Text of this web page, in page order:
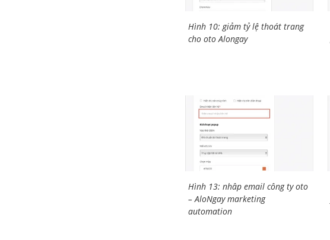
Hình 10: giảm tỷ lệ thoát trang
cho oto Alongay
Hình 13: nhâp email công ty oto
– AloNgay marketing
automation